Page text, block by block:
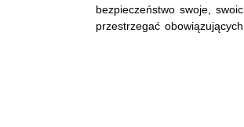
bezpieczeństwo swoje,
przestrzegać